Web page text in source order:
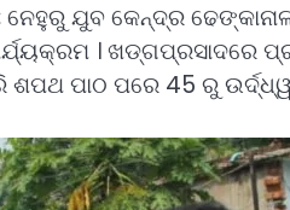
ନେହୁରୁ ଯୁବ କେନ୍ଦ୍ର
। ଖଡ୍ଗପ୍ରସାଦରେ
ଶପଥ ପାଠ ପରେ 45 ରୁ